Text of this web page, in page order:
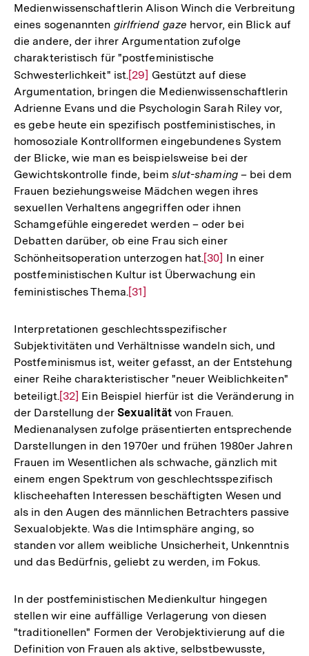
Medienwissenschaftlerin Alison Winch die Verbreitung
eines sogenannten girlfriend gaze hervor, ein Blick auf
die andere, der ihrer Argumentation zufolge
charakteristisch für "postfeministische
Schwesterlichkeit" ist.Zur
Auflösung
der
Fußnote
[29] Gestützt auf diese
Argumentation, bringen die Medienwissenschaftlerin
Adrienne Evans und die Psychologin Sarah Riley vor,
es gebe heute ein spezifisch postfeministisches, in
homosoziale Kontrollformen eingebundenes System
der Blicke, wie man es beispielsweise bei der
Gewichtskontrolle finde, beim slut-shaming– bei dem
Frauen beziehungsweise Mädchen wegen ihres
sexuellen Verhaltens angegriffen oder ihnen
Schamgefühle eingeredet werden – oder bei
Debatten darüber, ob eine Frau sich einer
Schönheitsoperation unterzogen hat.Zur
Auflösung
[30] In einer
postfeministischen Kultur ist Überwachung ein
feministisches Thema.Zur
der
Fußnote
[31]
Interpretationen geschlechtsspezifischer
Subjektivitäten und Verhältnisse wandeln sich, und
Postfeminismus ist, weiter gefasst, an der Entstehung
einer Reihe charakteristischer "neuer Weiblichkeiten"
beteiligt.Zur
Auflösung
der
Fußnote
[32] Ein Beispiel hierfür ist die Veränderung in
der Darstellung der Sexualitätvon Frauen.
Medienanalysen zufolge präsentierten entsprechende
Darstellungen in den 1970er und frühen 1980er Jahren
Frauen im Wesentlichen als schwache, gänzlich mit
einem engen Spektrum von geschlechtsspezifisch
klischeehaften Interessen beschäftigten Wesen und
als in den Augen des männlichen Betrachters passive
Sexualobjekte. Was die Intimsphäre anging, so
standen vor allem weibliche Unsicherheit, Unkenntnis
und das Bedürfnis, geliebt zu werden, im Fokus.
In der postfeministischen Medienkultur hingegen
stellen wir eine auffällige Verlagerung von diesen
"traditionellen" Formen der Verobjektivierung auf die
Definition von Frauen als aktive, selbstbewusste,